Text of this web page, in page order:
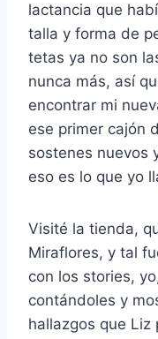
lactancia que
talla y forma de
tetas ya no son
nunca más, así
encontrar mi
ese primer cajón
sostenes nuevos
eso es lo que yo
Visité la tienda,
Miraflores, y tal
con los stories,
contándoles y
hallazgos que